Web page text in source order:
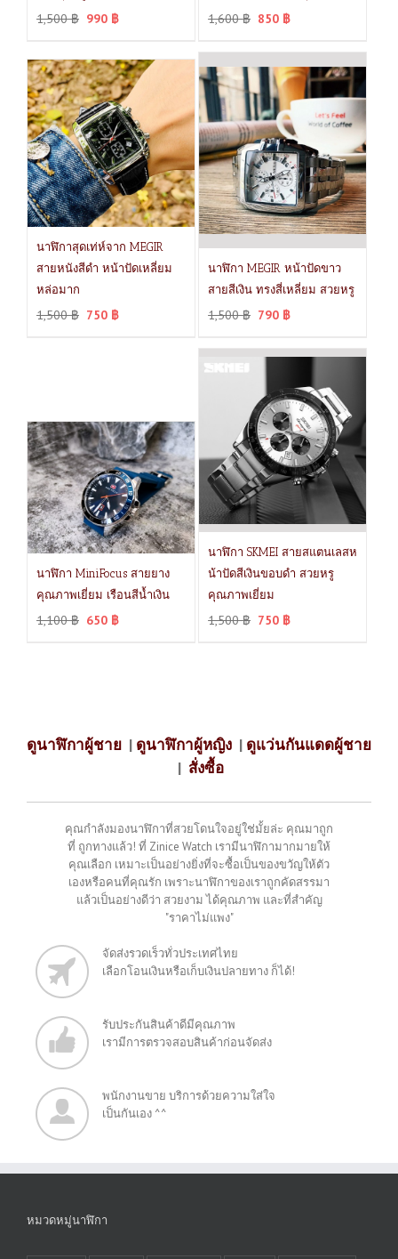
1,500฿ 990 ฿ 1,600฿ 850 ฿
นาฬิกาสุดเท่ห์จาก MEGIR
สายหนังสีดำ หน้าปัดเหลี่ยม
หล่อมาก
1,500฿ 750 ฿
นาฬิกา MEGIR หน้าปัดขาว
สายสีเงิน ทรงสี่เหลี่ยม สวยหรู
1,500฿ 790 ฿
นาฬิกา MiniFocus สายยาง
คุณภาพเยี่ยม เรือนสีน้ำเงิน
1,100฿ 650 ฿
นาฬิกา SKMEI สายสแตนเลสห
น้าปัดสีเงินขอบดำ สวยหรู
คุณภาพเยี่ยม
1,500฿ 750 ฿
ดูนาฬิกาผู้ชาย | ดูนาฬิกาผู้หญิง | ดูแว่นกันแดดผู้ชาย
| สั่งซื้อ
คุณกำลังมองนาฬิกาที่สวยโดนใจอยู่ใช่มั้ยล่ะ คุณมาถูก
ที่ ถูกทางแล้ว! ที่ Zinice Watch เรามีนาฬิกามากมายให้
คุณเลือก เหมาะเป็นอย่างยิ่งที่จะซื้อเป็นของขวัญให้ตัว
เองหรือคนที่คุณรัก เพราะนาฬิกาของเราถูกคัดสรรมา
แล้วเป็นอย่างดีว่า สวยงาม ได้คุณภาพ และที่สำคัญ
"ราคาไม่แพง"
จัดส่งรวดเร็วทั่วประเทศไทย
เลือกโอนเงินหรือเก็บเงินปลายทาง ก็ได้!
รับประกันสินค้าดีมีคุณภาพ
เรามีการตรวจสอบสินค้าก่อนจัดส่ง
พนักงานขาย บริการด้วยความใส่ใจ
เป็นกันเอง ^^
หมวดหมู่นาฬิกา